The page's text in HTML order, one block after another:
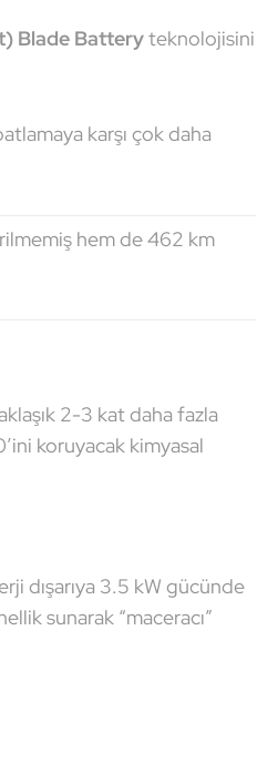
Blade Batteryteknolojisini
karşı çok daha
hem de 462 km
2-3 kat daha fazla
koruyacak kimyasal
dışarıya 3.5 kW gücünde
sunarak “maceracı”